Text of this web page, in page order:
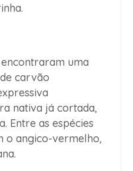
uma
carvão
nativa já cortada,
Entre as espécies
o angico-vermelho,